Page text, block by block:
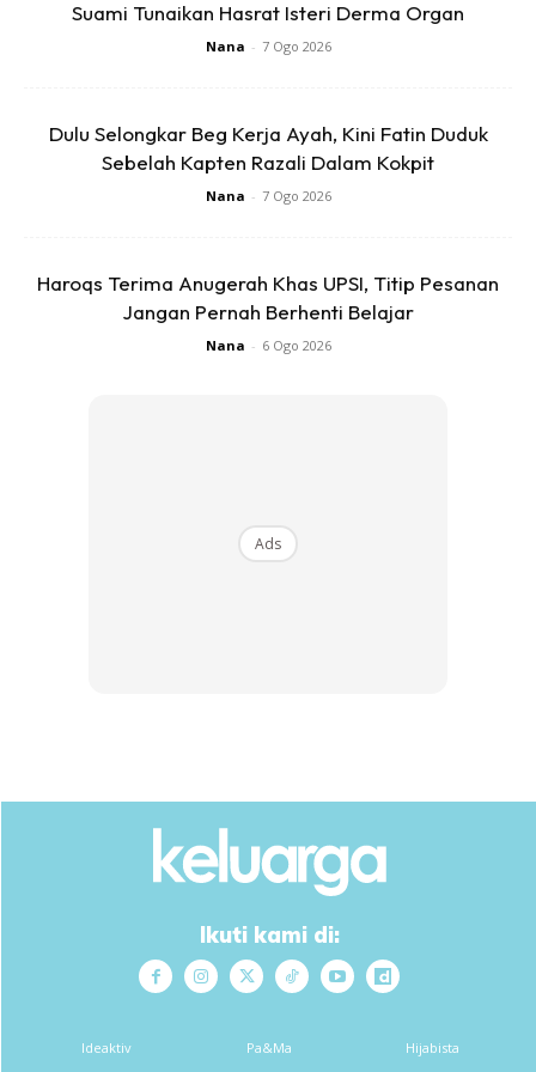
keenakkannya juga kurang jika tak direbus dengan betul.
dua sajalah kan. Cara ni salah sebenarnya. Rupa-rupanya
pasta memerlukan garam secukupnya untuk masak dengan
sempurna. Jangan suka-suka hati je campakkan garam tu
setiap 1 liter air rebusan. Maknanya kalau kita gunakan 3
Suami Tunaikan Hasrat Isteri Derma Organ
Nana - 7 Ogo 2026
Dulu Selongkar Beg Kerja Ayah, Kini Fatin Duduk
Sebelah Kapten Razali Dalam Kokpit
Nana - 7 Ogo 2026
Haroqs Terima Anugerah Khas UPSI, Titip Pesanan
Jangan Pernah Berhenti Belajar
Nana - 6 Ogo 2026
Ads
Ikuti kami di:
Ideaktiv Pa&Ma Hijabista